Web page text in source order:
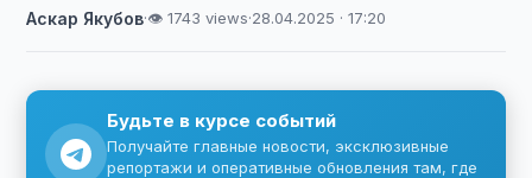
Аскар Якубов·👁 1743 views·28.04.2025 · 17:20
Будьте в курсе событий
Получайте главные новости, эксклюзивные
репортажи и оперативные обновления там, где